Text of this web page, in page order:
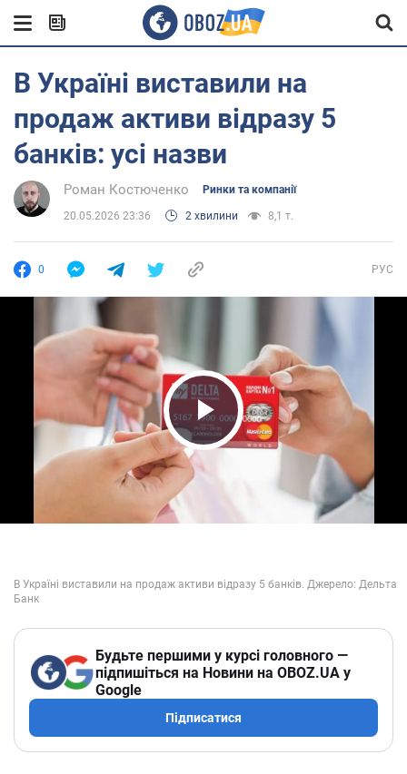
В Україні виставили на
продаж активи відразу 5
банків: усі назви
Роман Костюченко Ринки та компанії
20.05.2026 23:36 2 хвилини 8,1 т.
0 РУС
Play Video
Будьте першими у курсі головного —
підпишіться на Новини на OBOZ.UA у
Google
Підписатися